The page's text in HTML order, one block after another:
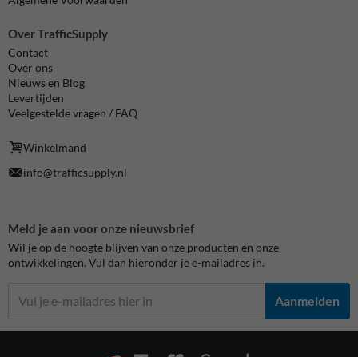
Over TrafficSupply
Contact
Over ons
Nieuws en Blog
Levertijden
Veelgestelde vragen / FAQ
Winkelmand
info@trafficsupply.nl
Meld je aan voor onze nieuwsbrief
Wil je op de hoogte blijven van onze producten en onze
ontwikkelingen. Vul dan hieronder je e-mailadres in.
Aanmelden